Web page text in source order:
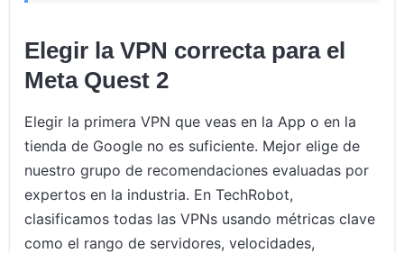
Elegir la VPN correcta para el
Meta Quest 2
Elegir la primera VPN que veas en la App o en la
tienda de Google no es suficiente. Mejor elige de
nuestro grupo de recomendaciones evaluadas por
expertos en la industria. En TechRobot,
clasificamos todas las VPNs usando métricas clave
como el rango de servidores, velocidades,